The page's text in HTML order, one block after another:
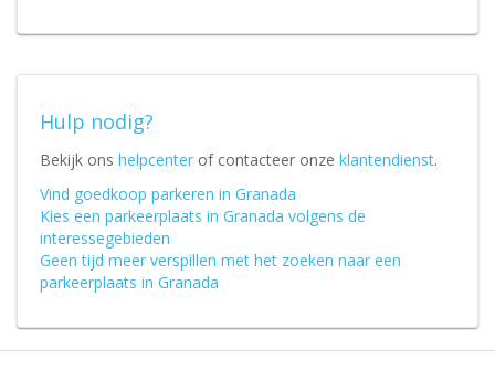
Hulp nodig?
Bekijk ons helpcenter of contacteer onze klantendienst.
Vind goedkoop parkeren in Granada
Kies een parkeerplaats in Granada volgens de
interessegebieden
Geen tijd meer verspillen met het zoeken naar een
parkeerplaats in Granada